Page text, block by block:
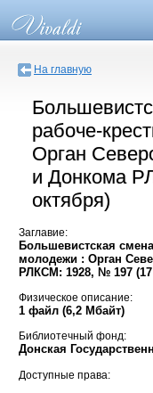
На главную
рабоче-
Орган
и Донкома
октября)
Заглавие:
Большевистская
молодежи : Орган
РЛКСМ: 1928, № 197 (17
Физическое описание:
1 файл (6,2 Мбайт)
Библиотечный фонд:
Донская
Доступные права: